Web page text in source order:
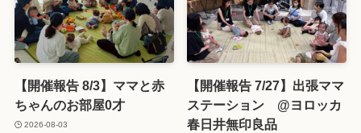
【開催報告 8/3】ママと赤
ちゃんのお部屋0才
2026-08-03
【開催報告 7/27】出張ママ
ステーション @ヨロッカ
春日井無印良品